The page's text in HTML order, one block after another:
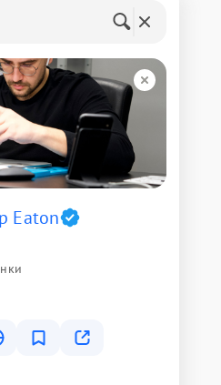
Eaton